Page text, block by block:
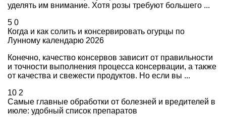
уделять им внимание. Хотя розы требуют большего ...
5 0
Когда и как солить и консервировать огурцы по
Лунному календарю 2026
Конечно, качество консервов зависит от правильности
и точности выполнения процесса консервации, а также
от качества и свежести продуктов. Но если вы ...
10 2
Самые главные обработки от болезней и вредителей в
июле: удобный список препаратов